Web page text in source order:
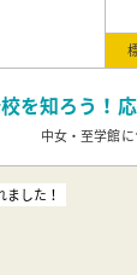
を知ろう！
中女・至学館
した！